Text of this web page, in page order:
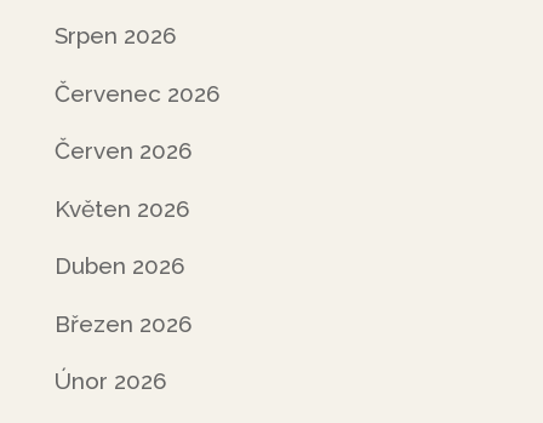
Srpen 2026
Červenec 2026
Červen 2026
Květen 2026
Duben 2026
Březen 2026
Únor 2026